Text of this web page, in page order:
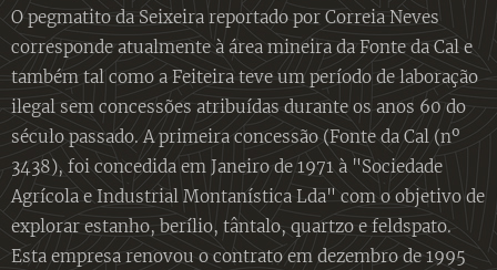
O pegmatito da Seixeira reportado por Correia Neves
corresponde atualmente à área mineira da Fonte da Cal e
também tal como a Feiteira teve um período de laboração
ilegal sem concessões atribuídas durante os anos 60 do
século passado. A primeira concessão (Fonte da Cal (nº
3438), foi concedida em Janeiro de 1971 à "Sociedade
Agrícola e Industrial Montanística Lda" com o objetivo de
explorar estanho, berílio, tântalo, quartzo e feldspato.
Esta empresa renovou o contrato em dezembro de 1995